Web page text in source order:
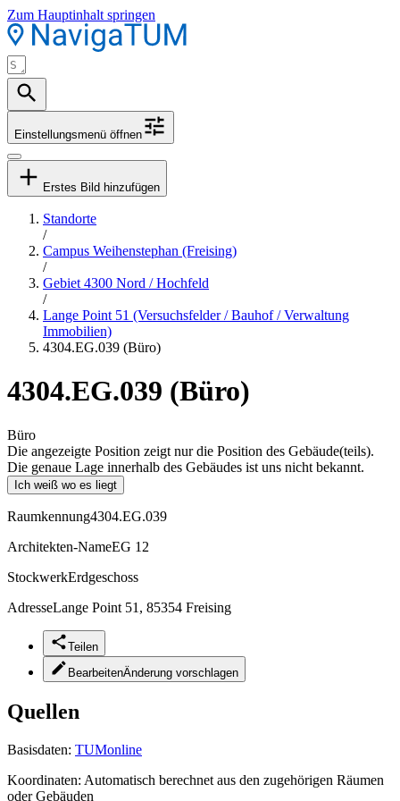
Zum Hauptinhalt springen
Einstellungsmenü öffnen
Erstes Bild hinzufügen
Standorte
/
Campus Weihenstephan (Freising)
/
Gebiet 4300 Nord / Hochfeld
/
Lange Point 51 (Versuchsfelder / Bauhof / Verwaltung
Immobilien)
4304.EG.039 (Büro)
4304.EG.039 (Büro)
Büro
Die angezeigte Position zeigt nur die Position des Gebäude(teils).
Die genaue Lage innerhalb des Gebäudes ist uns nicht bekannt.
Ich weiß wo es liegt
Raumkennung4304.EG.039
Architekten-NameEG 12
StockwerkErdgeschoss
AdresseLange Point 51, 85354 Freising
Teilen
BearbeitenÄnderung vorschlagen
Quellen
Basisdaten: TUMonline
Koordinaten: Automatisch berechnet aus den zugehörigen Räumen
oder Gebäuden